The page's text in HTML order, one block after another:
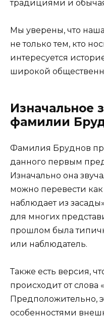
традициями и
Мы уверены, что наша
не только тем, кто
интересуется
широкой
Изначальное
фамилии
Фамилия Бруднов
данного первым
Изначально она
можно перевести
наблюдает из
для многих
прошлом была
или наблюдатель.
Также есть версия,
происходит от слова
Предположительно,
особенностями